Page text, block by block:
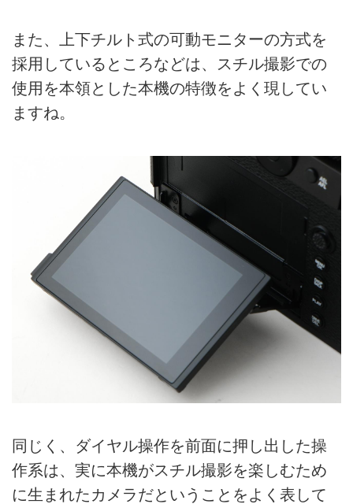
また、上下チルト式の可動モニターの方式を
採用しているところなどは、スチル撮影での
使用を本領とした本機の特徴をよく現してい
ますね。
同じく、ダイヤル操作を前面に押し出した操
作系は、実に本機がスチル撮影を楽しむため
に生まれたカメラだということをよく表して